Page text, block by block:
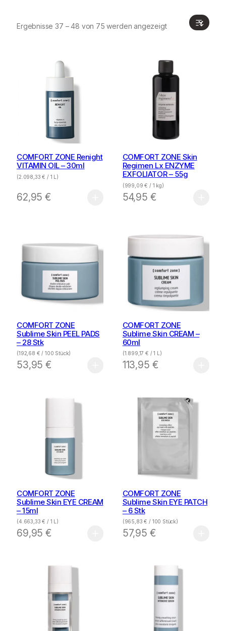
Ergebnisse 37 – 48 von 75 werden angezeigt
COMFORT ZONE Renight
VITAMIN OIL – 30ml
(2.098,33€ / 1 L)
62,95€
COMFORT ZONE Skin
Regimen Lx ENZYME
EXFOLIATOR – 55g
(999,09€ / 1 kg)
54,95 €
COMFORT ZONE
Sublime Skin PEEL PADS
– 28 Stk
(192,68 € / 100 Stück)
53,95€
COMFORT ZONE
Sublime Skin CREAM –
60ml
(1.899,17€ / 1 L)
113,95 €
COMFORT ZONE
Sublime Skin EYE CREAM
– 15ml
(4.663,33€ / 1 L)
69,95€
COMFORT ZONE
Sublime Skin EYE PATCH
– 6 Stk
(965,83€ / 100 Stück)
57,95 €